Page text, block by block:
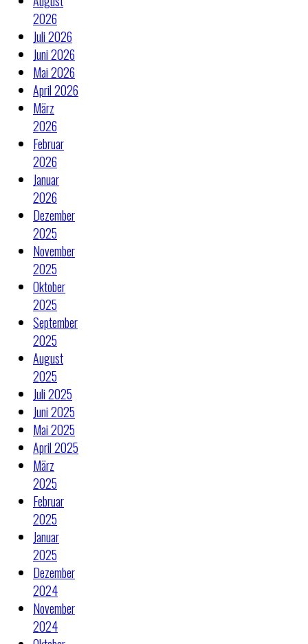
2026
Juli 2026
Juni 2026
Mai 2026
April 2026
März
2026
Februar
2026
Januar
2026
Dezember
2025
November
2025
Oktober
2025
September
2025
August
2025
Juli 2025
Juni 2025
Mai 2025
April 2025
März
2025
Februar
2025
Januar
2025
Dezember
2024
November
2024